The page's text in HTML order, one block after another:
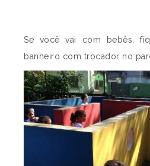
Se você vai com bebês,
banheiro com trocador no